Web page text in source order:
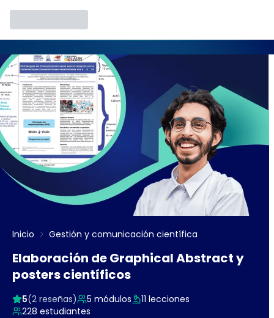
Inicio Gestión y comunicación científica
Elaboración de Graphical Abstract y
posters científicos
5(2 reseñas) 5 módulos 11 lecciones
228 estudiantes